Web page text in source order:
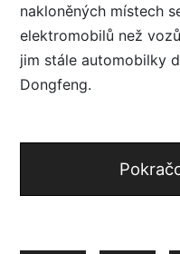
nakloněných místech
elektromobilů než
jim stále automobilky
Dongfeng.